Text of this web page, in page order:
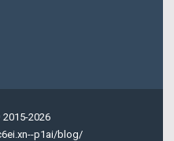
2026
p1ai/blog/